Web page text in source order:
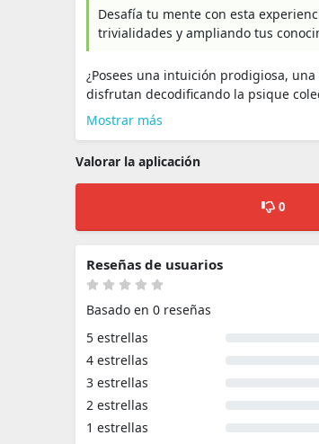
Desafía tu mente con esta
trivialidades y ampliando tus
¿Posees una intuición prodigiosa,
disfrutan decodificando la psique
Mostrar más
Valorar la aplicación
0
Reseñas de usuarios
Basado en 0 reseñas
5 estrellas
4 estrellas
3 estrellas
2 estrellas
1 estrellas